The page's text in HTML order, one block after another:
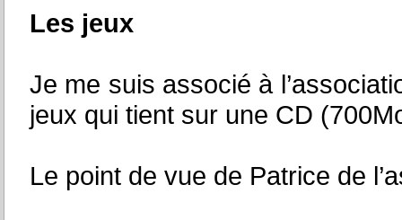
Les jeux
Je me suis associé à
jeux qui tient sur une CD
Le point de vue de Patrice de